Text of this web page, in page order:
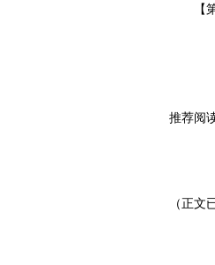
【
推荐阅
（正文